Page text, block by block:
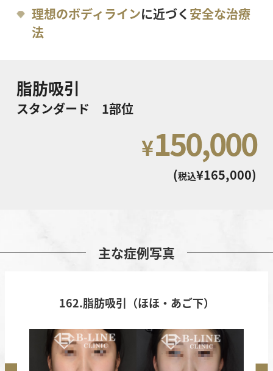
理想のボディラインに近づく 安全な治療
法
脂肪吸引
スタンダード 1部位
¥150,000
(税込¥165,000)
主な症例写真
162.脂肪吸引（ほほ・あご下）